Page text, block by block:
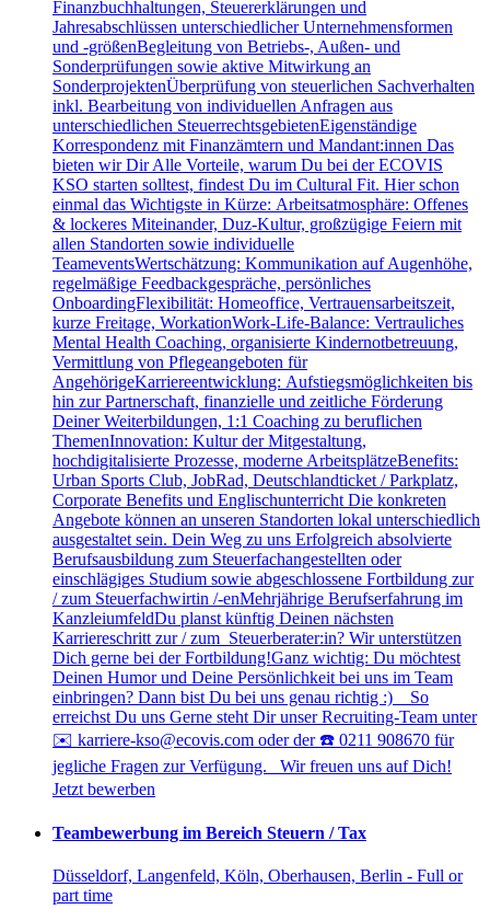
Finanzbuchhaltungen, Steuererklärungen und
Jahresabschlüssen unterschiedlicher Unternehmensformen
und -größenBegleitung von Betriebs-, Außen- und
Sonderprüfungen sowie aktive Mitwirkung an
SonderprojektenÜberprüfung von steuerlichen Sachverhalten
inkl. Bearbeitung von individuellen Anfragen aus
unterschiedlichen SteuerrechtsgebietenEigenständige
Korrespondenz mit Finanzämtern und Mandant:innen Das
bieten wir Dir Alle Vorteile, warum Du bei der ECOVIS
KSO starten solltest, findest Du im Cultural Fit. Hier schon
einmal das Wichtigste in Kürze: Arbeitsatmosphäre: Offenes
& lockeres Miteinander, Duz-Kultur, großzügige Feiern mit
allen Standorten sowie individuelle
TeameventsWertschätzung: Kommunikation auf Augenhöhe,
regelmäßige Feedbackgespräche, persönliches
OnboardingFlexibilität: Homeoffice, Vertrauensarbeitszeit,
kurze Freitage, WorkationWork-Life-Balance: Vertrauliches
Mental Health Coaching, organisierte Kindernotbetreuung,
Vermittlung von Pflegeangeboten für
AngehörigeKarriereentwicklung: Aufstiegsmöglichkeiten bis
hin zur Partnerschaft, finanzielle und zeitliche Förderung
Deiner Weiterbildungen, 1:1 Coaching zu beruflichen
ThemenInnovation: Kultur der Mitgestaltung,
hochdigitalisierte Prozesse, moderne ArbeitsplätzeBenefits:
Urban Sports Club, JobRad, Deutschlandticket / Parkplatz,
Corporate Benefits und Englischunterricht Die konkreten
Angebote können an unseren Standorten lokal unterschiedlich
ausgestaltet sein. Dein Weg zu uns Erfolgreich absolvierte
Berufsausbildung zum Steuerfachangestellten oder
einschlägiges Studium sowie abgeschlossene Fortbildung zur
/ zum Steuerfachwirtin /-enMehrjährige Berufserfahrung im
KanzleiumfeldDu planst künftig Deinen nächsten
Karriereschritt zur / zum Steuerberater:in? Wir unterstützen
Dich gerne bei der Fortbildung!Ganz wichtig: Du möchtest
Deinen Humor und Deine Persönlichkeit bei uns im Team
einbringen? Dann bist Du bei uns genau richtig :) So
erreichst Du uns Gerne steht Dir unser Recruiting-Team unter
✉️ karriere-kso@ecovis.com oder der ☎️ 0211 908670 für
jegliche Fragen zur Verfügung. Wir freuen uns auf Dich!
Jetzt bewerben
Teambewerbung im Bereich Steuern / Tax
Düsseldorf, Langenfeld, Köln, Oberhausen, Berlin - Full or
part time